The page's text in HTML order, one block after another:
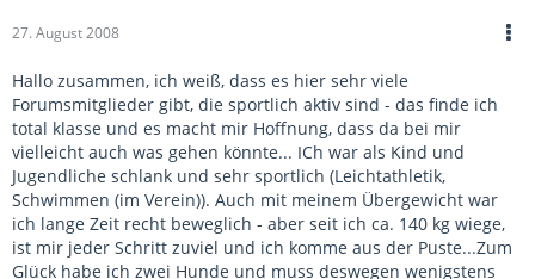
27. August 2008
Hallo zusammen, ich weiß, dass es hier sehr viele
Forumsmitglieder gibt, die sportlich aktiv sind - das finde ich
total klasse und es macht mir Hoffnung, dass da bei mir
vielleicht auch was gehen könnte... ICh war als Kind und
Jugendliche schlank und sehr sportlich (Leichtathletik,
Schwimmen (im Verein)). Auch mit meinem Übergewicht war
ich lange Zeit recht beweglich - aber seit ich ca. 140 kg wiege,
ist mir jeder Schritt zuviel und ich komme aus der Puste...Zum
Glück habe ich zwei Hunde und muss deswegen wenigstens